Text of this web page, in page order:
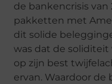
de bankencrisis
pakketten met
dit solide
was dat de
op zijn best
ervan. Waardoor